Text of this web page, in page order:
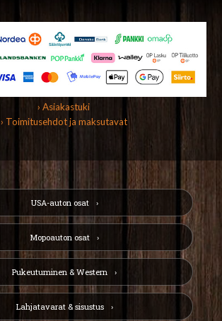
› Asiakastuki
› Toimitusehdot ja maksutavat
USA-auton osat
Mopoauton osat
Pukeutuminen & Western
Lahjatavarat & sisustus